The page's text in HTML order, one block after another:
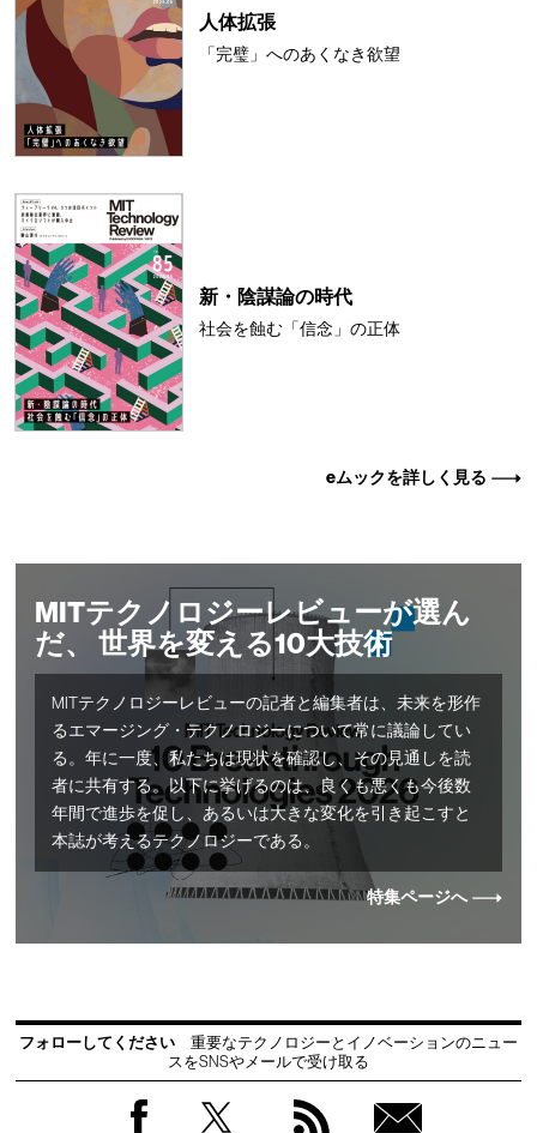
人体拡張
「完璧」へのあくなき欲望
新・陰謀論の時代
社会を蝕む「信念」の正体
eムックを詳しく見る
MITテクノロジーレビューが選ん
だ、 世界を変える10大技術
MITテクノロジーレビューの記者と編集者は、未来を形作
るエマージング・テクノロジーについて常に議論してい
る。年に一度、私たちは現状を確認し、その見通しを読
者に共有する。以下に挙げるのは、良くも悪くも今後数
年間で進歩を促し、あるいは大きな変化を引き起こすと
本誌が考えるテクノロジーである。
特集ページへ
フォローしてください
重要なテクノロジーとイノベーションのニュー
スをSNSやメールで受け取る